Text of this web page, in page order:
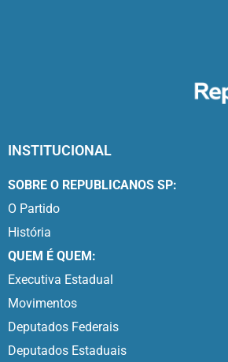
INSTITUCIONAL
SOBRE O REPUBLICANOS SP:
O Partido
História
QUEM É QUEM:
Executiva Estadual
Movimentos
Deputados Federais
Deputados Estaduais